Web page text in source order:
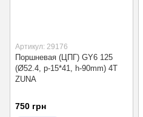
Артикул: 29176
Поршневая (ЦПГ) GY6 125
(Ø52.4, p-15*41, h-90mm) 4T
ZUNA
750 грн